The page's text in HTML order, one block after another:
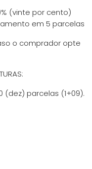
(vinte por cento)
em 5 parcelas
o comprador opte
(dez) parcelas (1+09).